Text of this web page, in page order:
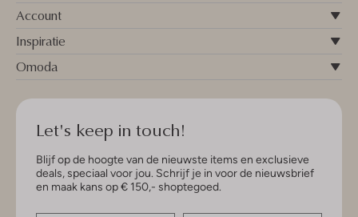
Account
Inspiratie
Omoda
Let's keep in touch!
Blijf op de hoogte van de nieuwste items en exclusieve
deals, speciaal voor jou. Schrijf je in voor de nieuwsbrief
en maak kans op € 150,- shoptegoed.